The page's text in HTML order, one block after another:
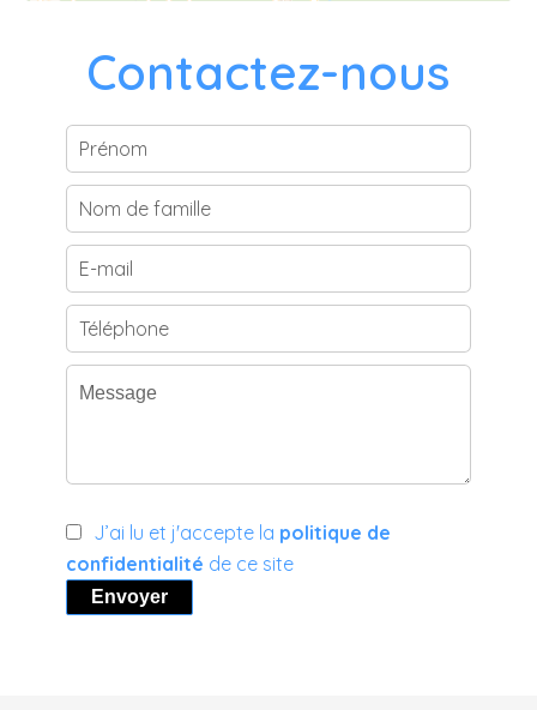
Contactez-nous
J’ai lu et j'accepte la politique de
confidentialité de ce site
Envoyer